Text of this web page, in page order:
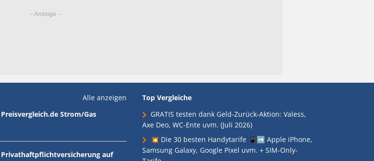
Alle anzeigen
Preisvergleich.de Strom/Gas
Privathaftpflichtversicherung auf
Top Vergleiche
GRATIS testen dank Geld-Zurück-Aktion: Valess,
Axe Deo, WC-Ente uvm. (Juli 2026)
💥 Die 30 besten Handytarife 📱➡️ Apple iPhone,
Samsung Galaxy, Google Pixel uvm. + SIM-Only-